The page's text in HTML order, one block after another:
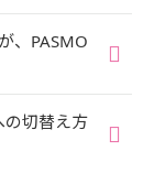
、PASMO
の切替え方